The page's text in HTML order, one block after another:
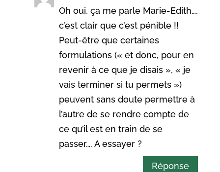
Oh oui, ça me parle Marie-Edith….
c’est clair que c’est pénible !!
Peut-être que certaines
formulations (« et donc, pour en
revenir à ce que je disais », « je
vais terminer si tu permets »)
peuvent sans doute permettre à
l’autre de se rendre compte de
ce qu’il est en train de se
passer…. A essayer ?
Réponse